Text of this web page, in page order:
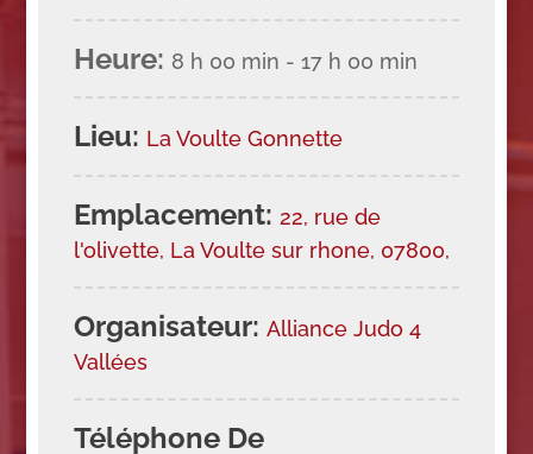
Heure: 8 h 00 min - 17 h 00 min
Lieu: La Voulte Gonnette
Emplacement:22, rue de
l'olivette, La Voulte sur rhone, 07800,
Organisateur:Alliance Judo 4
Vallées
Téléphone De